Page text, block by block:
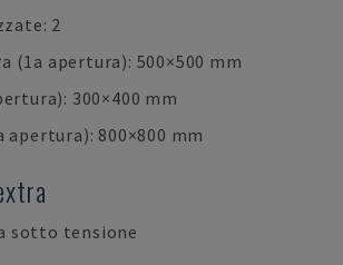
2
(1a apertura): 500×500 mm
300×400 mm
apertura): 800×800 mm
sotto tensione